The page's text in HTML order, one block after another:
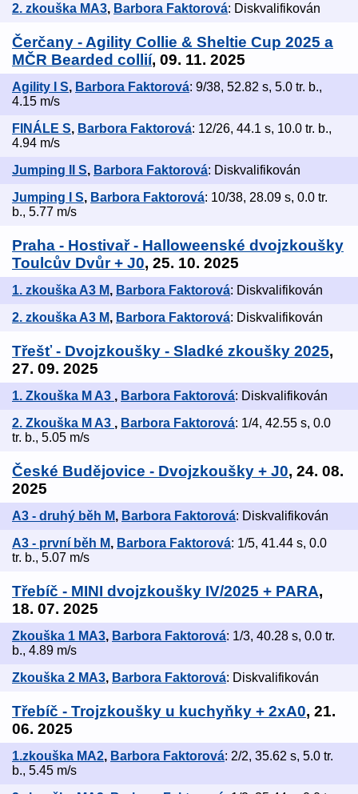
2. zkouška MA3, Barbora Faktorová: Diskvalifikován
Čerčany - Agility Collie & Sheltie Cup 2025 a
MČR Bearded collií, 09. 11. 2025
Agility I S, Barbora Faktorová: 9/38, 52.82 s, 5.0 tr. b.,
4.15 m/s
FINÁLE S, Barbora Faktorová: 12/26, 44.1 s, 10.0 tr. b.,
4.94 m/s
Jumping II S, Barbora Faktorová: Diskvalifikován
Jumping I S, Barbora Faktorová: 10/38, 28.09 s, 0.0 tr.
b., 5.77 m/s
Praha - Hostivař - Halloweenské dvojzkoušky
Toulcův Dvůr + J0, 25. 10. 2025
1. zkouška A3 M, Barbora Faktorová: Diskvalifikován
2. zkouška A3 M, Barbora Faktorová: Diskvalifikován
Třešť - Dvojzkoušky - Sladké zkoušky 2025,
27. 09. 2025
1. Zkouška M A3 , Barbora Faktorová: Diskvalifikován
2. Zkouška M A3 , Barbora Faktorová: 1/4, 42.55 s, 0.0
tr. b., 5.05 m/s
České Budějovice - Dvojzkoušky + J0, 24. 08.
2025
A3 - druhý běh M, Barbora Faktorová: Diskvalifikován
A3 - první běh M, Barbora Faktorová: 1/5, 41.44 s, 0.0
tr. b., 5.07 m/s
Třebíč - MINI dvojzkoušky IV/2025 + PARA,
18. 07. 2025
Zkouška 1 MA3, Barbora Faktorová: 1/3, 40.28 s, 0.0 tr.
b., 4.89 m/s
Zkouška 2 MA3, Barbora Faktorová: Diskvalifikován
Třebíč - Trojzkoušky u kuchyňky + 2xA0, 21.
06. 2025
1.zkouška MA2, Barbora Faktorová: 2/2, 35.62 s, 5.0 tr.
b., 5.45 m/s